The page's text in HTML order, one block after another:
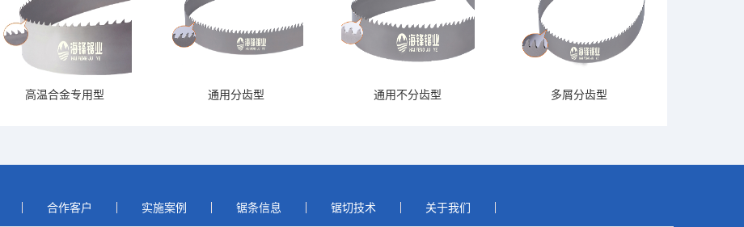
高温合金专用型 通用分齿型 通用不分齿型 多屑分齿型
合作客户 实施案例 锯条信息 锯切技术 关于我们